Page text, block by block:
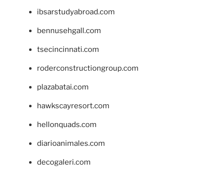
ibsarstudyabroad.com
bennusehgall.com
tsecincinnati.com
roderconstructiongroup.com
plazabatai.com
hawkscayresort.com
hellonquads.com
diarioanimales.com
decogaleri.com